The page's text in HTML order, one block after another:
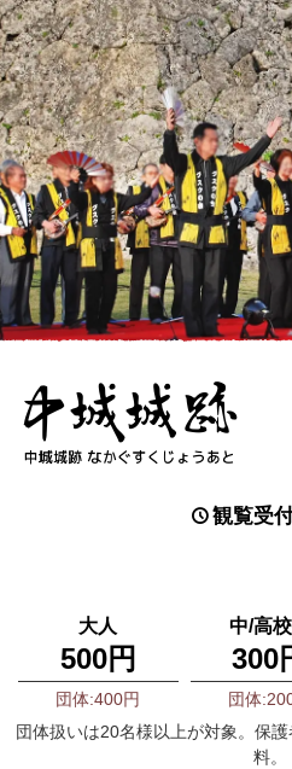
観覧受
大人
500円
団体:400円
中/高
300
団体
団体扱いは20名様以上が対象。保
料。